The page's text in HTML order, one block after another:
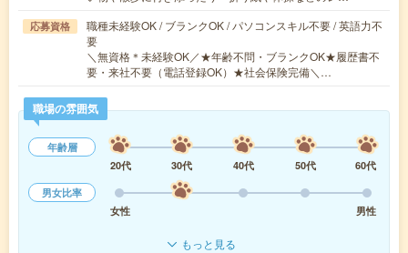
応募資格
職種未経験OK / ブランクOK / パソコンスキル不要 / 英語力不
要
＼無資格＊未経験OK／★年齢不問・ブランクOK★履歴書不
要・来社不要（電話登録OK）★社会保険完備＼…
職場の雰囲気
年齢層
20代
30代 40代 50代
60代
男女比率
女性
男性
もっと見る